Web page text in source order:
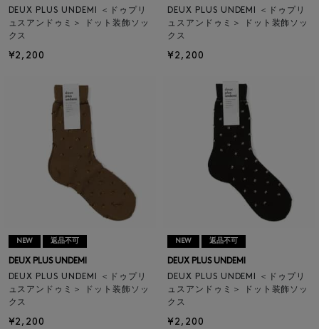
DEUX PLUS UNDEMI ＜ドゥプリ
ュスアンドゥミ＞ ドット装飾ソッ
クス
¥2,200
DEUX PLUS UNDEMI ＜ドゥプリ
ュスアンドゥミ＞ ドット装飾ソッ
クス
¥2,200
NEW 返品不可
DEUX PLUS UNDEMI
DEUX PLUS UNDEMI ＜ドゥプリ
ュスアンドゥミ＞ ドット装飾ソッ
クス
¥2,200
NEW 返品不可
DEUX PLUS UNDEMI
DEUX PLUS UNDEMI ＜ドゥプリ
ュスアンドゥミ＞ ドット装飾ソッ
クス
¥2,200